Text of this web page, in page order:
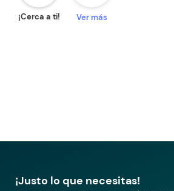
¡Cerca a ti! Ver más
¡Justo lo que necesitas!